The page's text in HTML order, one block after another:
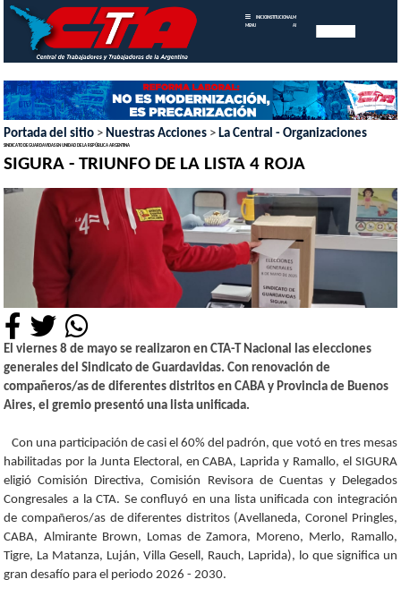
MENU
INICIOINSTITUCIONAL MEMORIAS
ANUALES
Portada del sitio > Nuestras Acciones > La Central - Organizaciones
SINDICATO DE GUARDAVIDAS EN UNIDAD DE LA REPÚBLICA ARGENTINA
SIGURA - TRIUNFO DE LA LISTA 4 ROJA
El viernes 8 de mayo se realizaron en CTA-T Nacional las elecciones
generales del Sindicato de Guardavidas. Con renovación de
compañeros/as de diferentes distritos en CABA y Provincia de Buenos
Aires, el gremio presentó una lista unificada.
Con una participación de casi el 60% del padrón, que votó en tres mesas
habilitadas por la Junta Electoral, en CABA, Laprida y Ramallo, el SIGURA
eligió Comisión Directiva, Comisión Revisora de Cuentas y Delegados
Congresales a la CTA. Se confluyó en una lista unificada con integración
de compañeros/as de diferentes distritos (Avellaneda, Coronel Pringles,
CABA, Almirante Brown, Lomas de Zamora, Moreno, Merlo, Ramallo,
Tigre, La Matanza, Luján, Villa Gesell, Rauch, Laprida), lo que significa un
gran desafío para el periodo 2026 - 2030.